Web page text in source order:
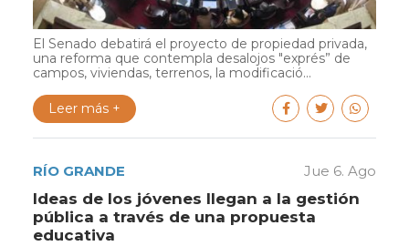
El Senado debatirá el proyecto de propiedad privada,
una reforma que contempla desalojos "exprés” de
campos, viviendas, terrenos, la modificació...
Leer más +
RÍO GRANDE Jue 6. Ago
Ideas de los jóvenes llegan a la gestión
pública a través de una propuesta
educativa